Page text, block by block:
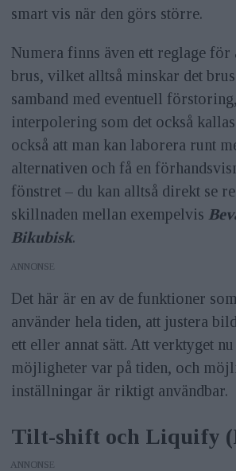
smart vis när den görs större.
Numera finns även ett reglage för
brus, vilket alltså minskar det
samband med eventuell
interpolering som det också
också att man kan laborera runt
alternativen och få en
fönstret – du kan alltså direkt se
skillnaden mellan exempelvis
Bikubisk.
ANNONS
Det här är en av de funktioner
använder hela tiden, att justera
ett eller annat sätt. Att verktyget
möjligheter var på tiden, och
inställningar är riktigt användbar.
Tilt-shift och Liquify
ANNONS